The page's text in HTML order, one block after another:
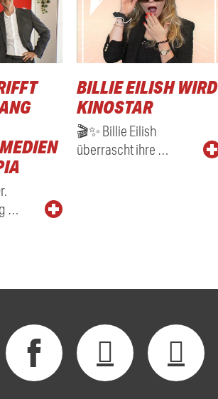
…
BILLIE EILISH WIRD
KINOSTAR
🎬✨ Billie Eilish
überrascht ihre …